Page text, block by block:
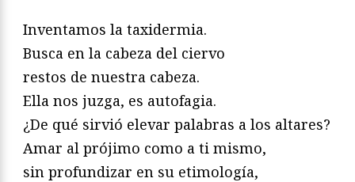
Inventamos la taxidermia.
Busca en la cabeza del ciervo
restos de nuestra cabeza.
Ella nos juzga, es autofagia.
¿De qué sirvió elevar palabras a los altares?
Amar al prójimo como a ti mismo,
sin profundizar en su etimología,